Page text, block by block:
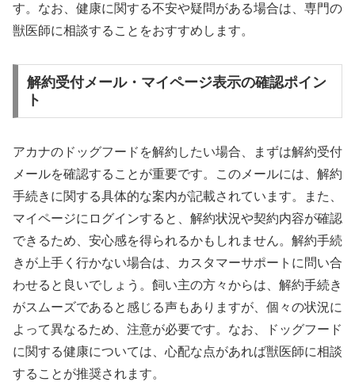
す。なお、健康に関する不安や疑問がある場合は、専門の
獣医師に相談することをおすすめします。
解約受付メール・マイページ表示の確認ポイン
ト
アカナのドッグフードを解約したい場合、まずは解約受付
メールを確認することが重要です。このメールには、解約
手続きに関する具体的な案内が記載されています。また、
マイページにログインすると、解約状況や契約内容が確認
できるため、安心感を得られるかもしれません。解約手続
きが上手く行かない場合は、カスタマーサポートに問い合
わせると良いでしょう。飼い主の方々からは、解約手続き
がスムーズであると感じる声もありますが、個々の状況に
よって異なるため、注意が必要です。なお、ドッグフード
に関する健康については、心配な点があれば獣医師に相談
することが推奨されます。